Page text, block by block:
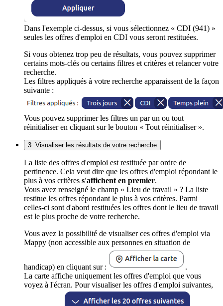
Dans l'exemple ci-dessus, si vous sélectionnez « CDI (941) »
seules les offres d'emploi en CDI vous seront restituées.
Si vous obtenez trop peu de résultats, vous pouvez supprimer
certains mots-clés ou certains filtres et critères et relancer votre
recherche.
Les filtres appliqués à votre recherche apparaissent de la façon
suivante :
Vous pouvez supprimer les filtres un par un ou tout
réinitialiser en cliquant sur le bouton « Tout réinitialiser ».
3. Visualiser les résultats de votre recherche
La liste des offres d'emploi est restituée par ordre de
pertinence. Cela veut dire que les offres d'emploi répondant le
plus à vos critères s'affichent en premier.
Vous avez renseigné le champ « Lieu de travail » ? La liste
restitue les offres répondant le plus à vos critères. Parmi
celles-ci sont d'abord restituées les offres dont le lieu de travail
est le plus proche de votre recherche.
Vous avez la possibilité de visualiser ces offres d'emploi via
Mappy (non accessible aux personnes en situation de
handicap) en cliquant sur :
.
La carte affiche uniquement les offres d'emploi que vous
voyez à l'écran. Pour visualiser les offres d'emploi suivantes,